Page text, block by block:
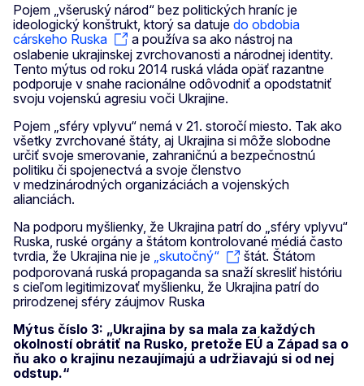
Pojem „všeruský národ“ bez politických hraníc je
ideologický konštrukt, ktorý sa datuje do obdobia
cárskeho Ruska
a používa sa ako nástroj na
oslabenie ukrajinskej zvrchovanosti a národnej identity.
Tento mýtus od roku 2014 ruská vláda opäť razantne
podporuje v snahe racionálne odôvodniť a opodstatniť
svoju vojenskú agresiu voči Ukrajine.
Pojem „sféry vplyvu“ nemá v 21. storočí miesto. Tak ako
všetky zvrchované štáty, aj Ukrajina si môže slobodne
určiť svoje smerovanie, zahraničnú a bezpečnostnú
politiku či spojenectvá a svoje členstvo
v medzinárodných organizáciách a vojenských
alianciách.
Na podporu myšlienky, že Ukrajina patrí do „sféry vplyvu“
Ruska, ruské orgány a štátom kontrolované médiá často
tvrdia, že Ukrajina nie je „skutočný“
štát. Štátom
podporovaná ruská propaganda sa snaží skresliť históriu
s cieľom legitimizovať myšlienku, že Ukrajina patrí do
prirodzenej sféry záujmov Ruska
Mýtus číslo 3: „Ukrajina by sa mala za každých
okolností obrátiť na Rusko, pretože EÚ a Západ sa o
ňu ako o krajinu nezaujímajú a udržiavajú si od nej
odstup.“